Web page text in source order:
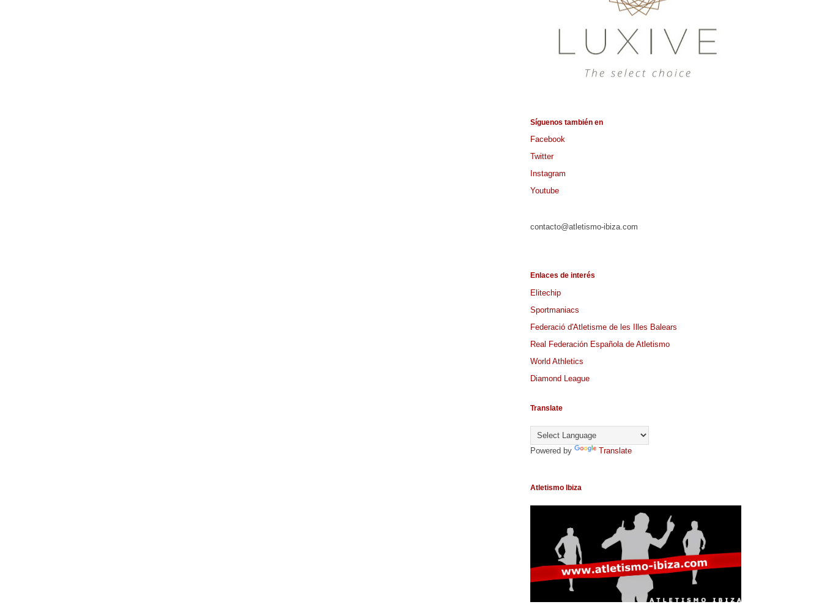
Síguenos también en
Facebook
Twitter
Instagram
Youtube
contacto@atletismo-ibiza.com
Enlaces de interés
Elitechip
Sportmaniacs
Federació d'Atletisme de les Illes Balears
Real Federación Española de Atletismo
World Athletics
Diamond League
Translate
Powered by Translate
Atletismo Ibiza